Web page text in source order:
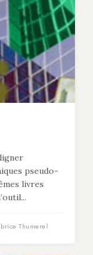
pseudo-
livres
Thumerel